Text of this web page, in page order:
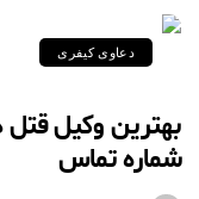
دعاوی کیفری
بهترین وکیل قتل
شماره تماس